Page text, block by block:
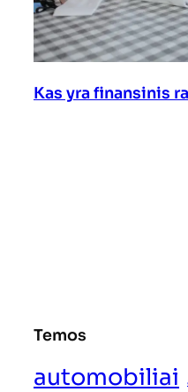
Kas yra finansinis
Temos
automobiliai